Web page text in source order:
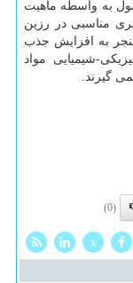
به واسطه ماهیت
مناسبی در رزین
به افزایش جذب
شیمیایی مواد
گیرند.
(0)
x